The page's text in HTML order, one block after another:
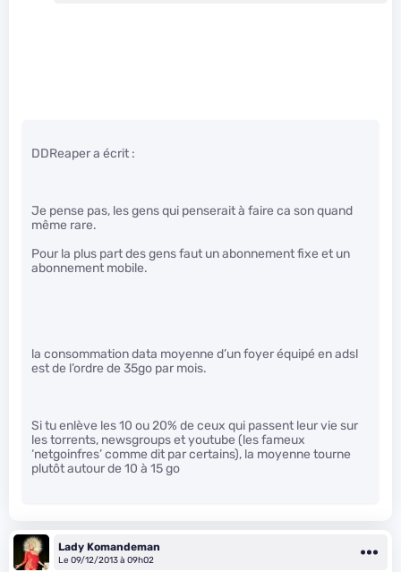
DDReaper a écrit :
Je pense pas, les gens qui penserait à faire ca son quand
même rare.
Pour la plus part des gens faut un abonnement fixe et un
abonnement mobile.
la consommation data moyenne d’un foyer équipé en adsl
est de l’ordre de 35go par mois.
Si tu enlève les 10 ou 20% de ceux qui passent leur vie sur
les torrents, newsgroups et youtube (les fameux
‘netgoinfres’ comme dit par certains), la moyenne tourne
plutôt autour de 10 à 15 go
Lady Komandeman
Le 09/12/2013 à 09h02